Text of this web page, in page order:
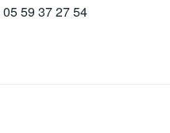
05 59 37 27 54